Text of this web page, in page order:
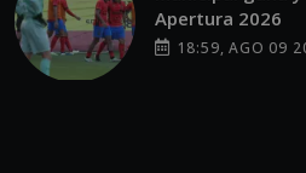
Apertura 2026
18:59, AGO 09